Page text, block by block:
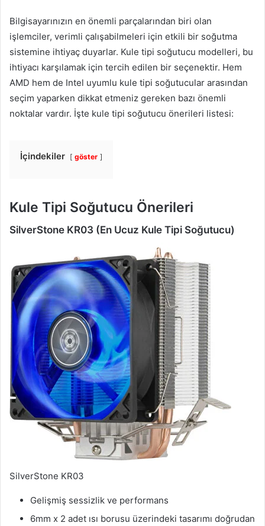
Bilgisayarınızın en önemli parçalarından biri olan
işlemciler, verimli çalışabilmeleri için etkili bir soğutma
sistemine ihtiyaç duyarlar. Kule tipi soğutucu modelleri, bu
ihtiyacı karşılamak için tercih edilen bir seçenektir. Hem
AMD hem de Intel uyumlu kule tipi soğutucular arasından
seçim yaparken dikkat etmeniz gereken bazı önemli
noktalar vardır. İşte kule tipi soğutucu önerileri listesi:
İçindekiler göster
Kule Tipi Soğutucu Önerileri
SilverStone KR03 (En Ucuz Kule Tipi Soğutucu)
SilverStone KR03
Gelişmiş sessizlik ve performans
6mm x 2 adet ısı borusu üzerindeki tasarımı doğrudan